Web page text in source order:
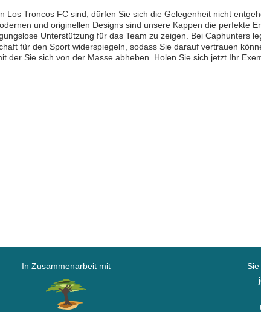
Los Troncos FC sind, dürfen Sie sich die Gelegenheit nicht
und originellen Designs sind unsere Kappen die perfekte
Unterstützung für das Team zu zeigen. Bei Caphunters
für den Sport widerspiegeln, sodass Sie darauf vertrauen
der Sie sich von der Masse abheben. Holen Sie sich jetzt Ihr
In Zusammenarbeit mit